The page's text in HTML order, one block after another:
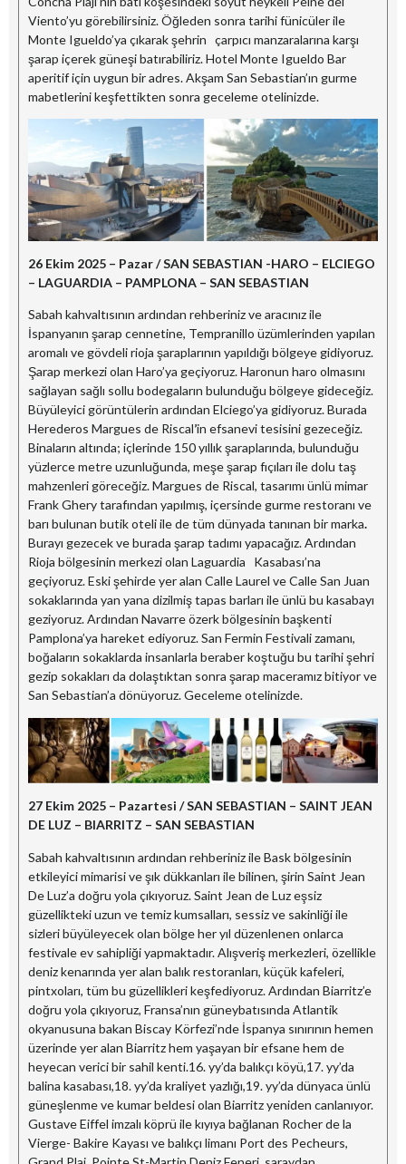
Viento’yu görebilirsiniz. Öğleden sonra tarihi fünicüler ile
Monte Igueldo’ya çıkarak şehrin çarpıcı manzaralarına karşı
şarap içerek güneşi batırabiliriz. Hotel Monte Igueldo Bar
aperitif için uygun bir adres. Akşam San Sebastian’ın gurme
mabetlerini keşfettikten sonra geceleme otelinizde.
26 Ekim 2025 – Pazar / SAN SEBASTIAN -HARO – ELCIEGO
– LAGUARDIA – PAMPLONA – SAN SEBASTIAN
Sabah kahvaltısının ardından rehberiniz ve aracınız ile
İspanyanın şarap cennetine, Tempranillo üzümlerinden yapılan
aromalı ve gövdeli rioja şaraplarının yapıldığı bölgeye gidiyoruz.
Şarap merkezi olan Haro’ya geçiyoruz. Haronun haro olmasını
sağlayan sağlı sollu bodegaların bulunduğu bölgeye gideceğiz.
Büyüleyici görüntülerin ardından Elciego’ya gidiyoruz. Burada
Herederos Margues de Riscal’in efsanevi tesisini gezeceğiz.
Binaların altında; içlerinde 150 yıllık şaraplarında, bulunduğu
yüzlerce metre uzunluğunda, meşe şarap fıçıları ile dolu taş
mahzenleri göreceğiz. Margues de Riscal, tasarımı ünlü mimar
Frank Ghery tarafından yapılmış, içersinde gurme restoranı ve
barı bulunan butik oteli ile de tüm dünyada tanınan bir marka.
Burayı gezecek ve burada şarap tadımı yapacağız. Ardından
Rioja bölgesinin merkezi olan Laguardia Kasabası’na
geçiyoruz. Eski şehirde yer alan Calle Laurel ve Calle San Juan
sokaklarında yan yana dizilmiş tapas barları ile ünlü bu kasabayı
geziyoruz. Ardından Navarre özerk bölgesinin başkenti
Pamplona’ya hareket ediyoruz. San Fermin Festivali zamanı,
boğaların sokaklarda insanlarla beraber koştuğu bu tarihi şehri
gezip sokakları da dolaştıktan sonra şarap maceramız bitiyor ve
San Sebastian’a dönüyoruz. Geceleme otelinizde.
27 Ekim 2025 – Pazartesi / SAN SEBASTIAN – SAINT JEAN
DE LUZ – BIARRITZ – SAN SEBASTIAN
Sabah kahvaltısının ardından rehberiniz ile Bask bölgesinin
etkileyici mimarisi ve şık dükkanları ile bilinen, şirin Saint Jean
De Luz’a doğru yola çıkıyoruz. Saint Jean de Luz eşsiz
güzellikteki uzun ve temiz kumsalları, sessiz ve sakinliği ile
sizleri büyüleyecek olan bölge her yıl düzenlenen onlarca
festivale ev sahipliği yapmaktadır. Alışveriş merkezleri, özellikle
deniz kenarında yer alan balık restoranları, küçük kafeleri,
pintxoları, tüm bu güzellikleri keşfediyoruz. Ardından Biarritz’e
doğru yola çıkıyoruz, Fransa’nın güneybatısında Atlantik
okyanusuna bakan Biscay Körfezi’nde İspanya sınırının hemen
üzerinde yer alan Biarritz hem yaşayan bir efsane hem de
heyecan verici bir sahil kenti.16. yy’da balıkçı köyü,17. yy’da
balina kasabası,18. yy’da kraliyet yazlığı,19. yy’da dünyaca ünlü
güneşlenme ve kumar beldesi olan Biarritz yeniden canlanıyor.
Gustave Eiffel imzalı köprü ile kıyıya bağlanan Rocher de la
Vierge- Bakire Kayası ve balıkçı limanı Port des Pecheurs,